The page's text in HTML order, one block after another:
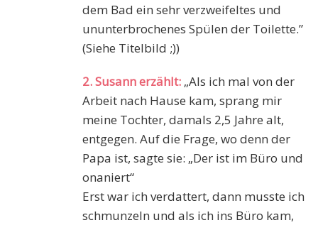
dem Bad ein sehr verzweifeltes und
ununterbrochenes Spülen der Toilette.”
(Siehe Titelbild ;))
2. Susann erzählt: „Als ich mal von der
Arbeit nach Hause kam, sprang mir
meine Tochter, damals 2,5 Jahre alt,
entgegen. Auf die Frage, wo denn der
Papa ist, sagte sie: „Der ist im Büro und
onaniert“
Erst war ich verdattert, dann musste ich
schmunzeln und als ich ins Büro kam,